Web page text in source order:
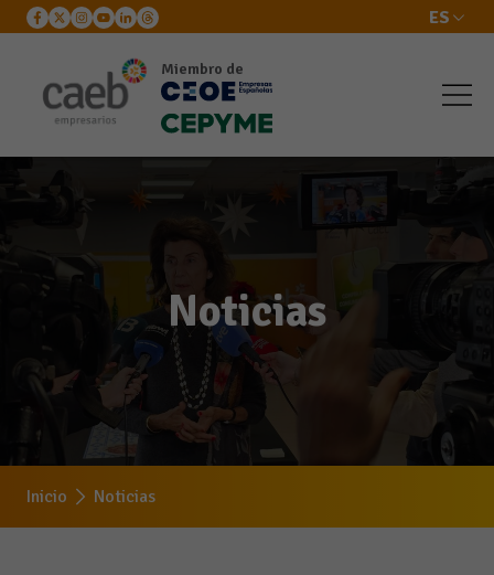
ES
Miembro de
Noticias
Inicio Noticias